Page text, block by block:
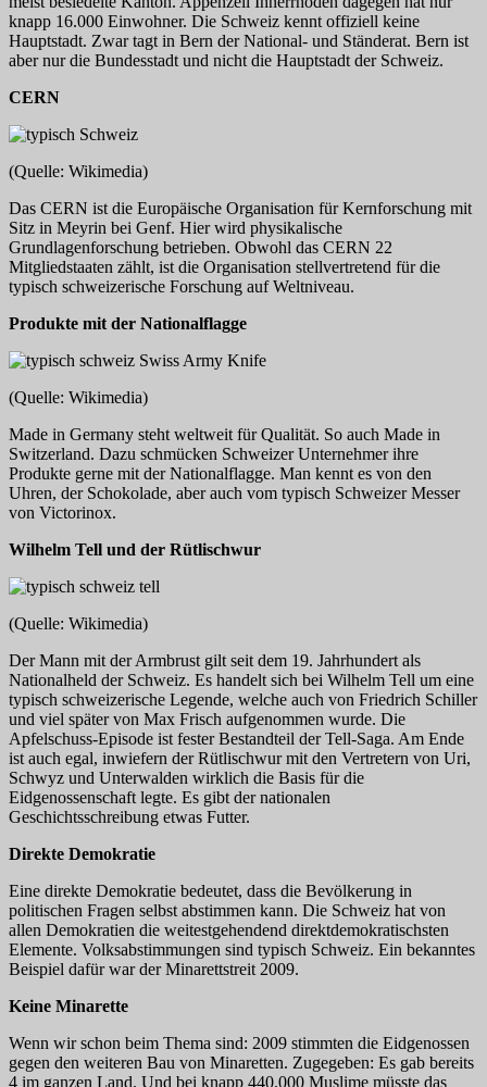
knapp 16.000 Einwohner. Die Schweiz kennt offiziell keine
Hauptstadt. Zwar tagt in Bern der National- und Ständerat. Bern ist
aber nur die Bundesstadt und nicht die Hauptstadt der Schweiz.
CERN
(Quelle: Wikimedia)
Das CERN ist die Europäische Organisation für Kernforschung mit
Sitz in Meyrin bei Genf. Hier wird physikalische
Grundlagenforschung betrieben. Obwohl das CERN 22
Mitgliedstaaten zählt, ist die Organisation stellvertretend für die
typisch schweizerische Forschung auf Weltniveau.
Produkte mit der Nationalflagge
(Quelle: Wikimedia)
Made in Germany steht weltweit für Qualität. So auch Made in
Switzerland. Dazu schmücken Schweizer Unternehmer ihre
Produkte gerne mit der Nationalflagge. Man kennt es von den
Uhren, der Schokolade, aber auch vom typisch Schweizer Messer
von Victorinox.
Wilhelm Tell und der Rütlischwur
(Quelle: Wikimedia)
Der Mann mit der Armbrust gilt seit dem 19. Jahrhundert als
Nationalheld der Schweiz. Es handelt sich bei Wilhelm Tell um eine
typisch schweizerische Legende, welche auch von Friedrich Schiller
und viel später von Max Frisch aufgenommen wurde. Die
Apfelschuss-Episode ist fester Bestandteil der Tell-Saga. Am Ende
ist auch egal, inwiefern der Rütlischwur mit den Vertretern von Uri,
Schwyz und Unterwalden wirklich die Basis für die
Eidgenossenschaft legte. Es gibt der nationalen
Geschichtsschreibung etwas Futter.
Direkte Demokratie
Eine direkte Demokratie bedeutet, dass die Bevölkerung in
politischen Fragen selbst abstimmen kann. Die Schweiz hat von
allen Demokratien die weitestgehendend direktdemokratischsten
Elemente. Volksabstimmungen sind typisch Schweiz. Ein bekanntes
Beispiel dafür war der Minarettstreit 2009.
Keine Minarette
Wenn wir schon beim Thema sind: 2009 stimmten die Eidgenossen
gegen den weiteren Bau von Minaretten. Zugegeben: Es gab bereits
4 im ganzen Land. Und bei knapp 440.000 Muslime müsste das